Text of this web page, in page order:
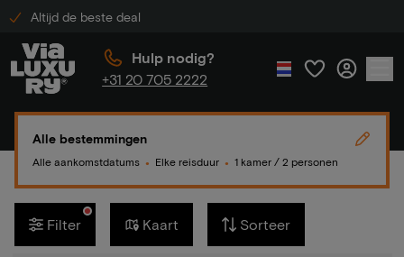
Altijd de beste deal
Hulp nodig?
+31 20 705 2222
Alle bestemmingen
Alle aankomstdatums ● Elke reisduur ● 1 kamer / 2 personen
Filter Kaart Sorteer